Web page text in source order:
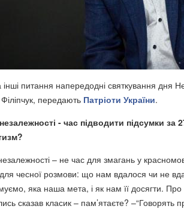
інші питання напередодні святкування дня
передають Патріоти України.
- час підводити підсумки за
– не час для змагань у
чесної розмови: що нам вдалося чи не
яка наша мета, і як нам її досягти. Про
сказав класик – пам’ятаєте?